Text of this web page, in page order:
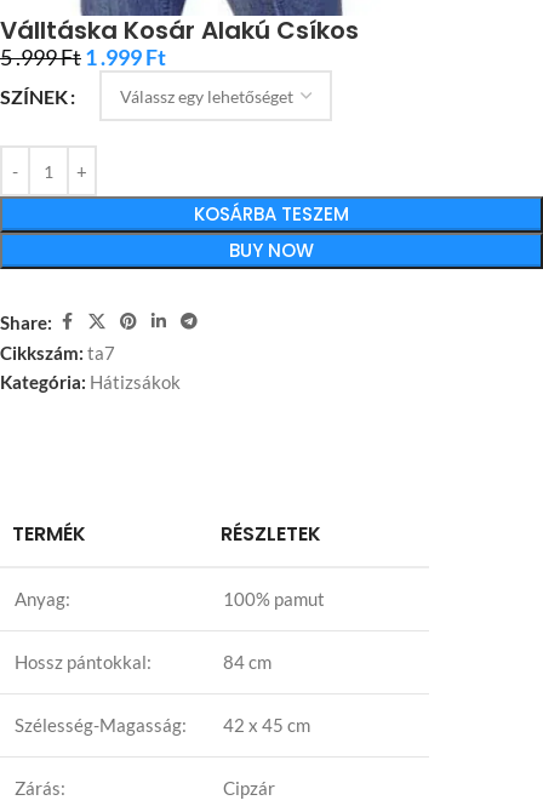
Válltáska Kosár Alakú Csíkos
5 .999Ft1 .999Ft
SZÍNEK
KOSÁRBA TESZEM
BUY NOW
Share:
Cikkszám: ta7
Kategória: Hátizsákok
TERMÉK RÉSZLETEK
Anyag: 100% pamut
Hossz pántokkal: 84 cm
Szélesség-Magasság: 42 x 45 cm
Zárás: Cipzár